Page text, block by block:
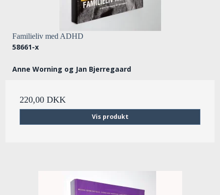
Familieliv med ADHD
58661-x
Anne Worning og Jan Bjerregaard
220,00 DKK
Vis produkt